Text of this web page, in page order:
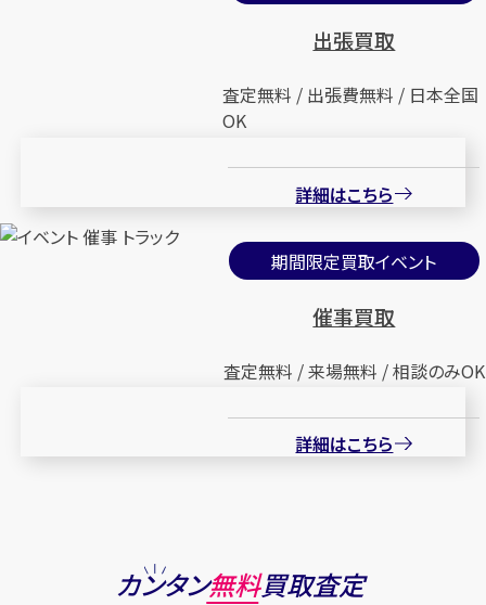
出張買取
査定無料 / 出張費無料 / 日本全国
OK
詳細はこちら
期間限定買取イベント
催事買取
査定無料 / 来場無料 / 相談のみOK
詳細はこちら
カンタン無料買取査定